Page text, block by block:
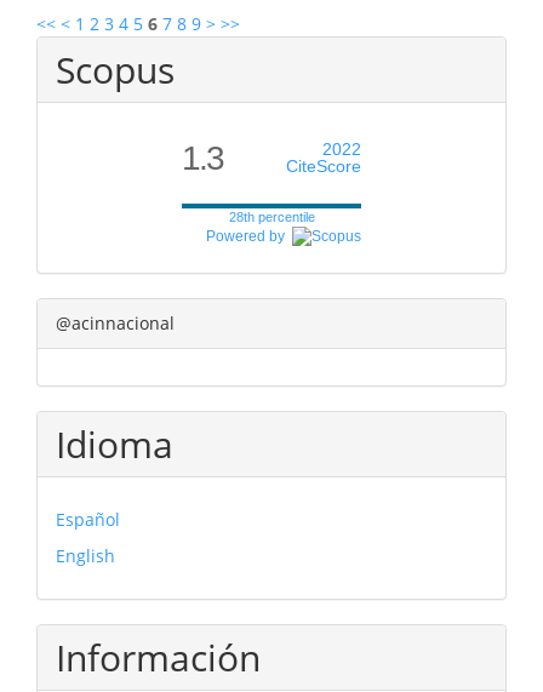
<< < 1 2 3 4 5 6 7 8 9 > >>
Scopus
1.3
2022
CiteScore
28th percentile
Powered by
@acinnacional
Idioma
Español
English
Información